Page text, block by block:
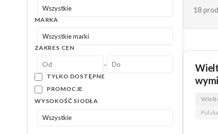
MARKA
ZAKRES CEN
-
TYLKO DOSTĘPNE
PROMOCJE
WYSOKOŚĆ SIODŁA
18
NOWY